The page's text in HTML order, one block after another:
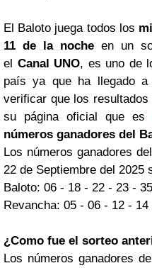
El Baloto juega todos los
11 de la noche en un
el Canal UNO, es uno de
país ya que ha llegado a
verificar que los
su página oficial que es
números ganadores del
Los números ganadores
22 de Septiembre del 2025
Baloto: 06 - 18 - 22 - 23 -
Revancha: 05 - 06 - 12 - 14
¿Como fue el sorteo
Los números ganadores